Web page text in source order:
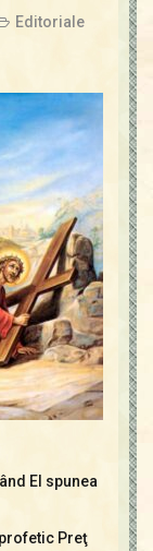
Editoriale
El spunea
Preţ